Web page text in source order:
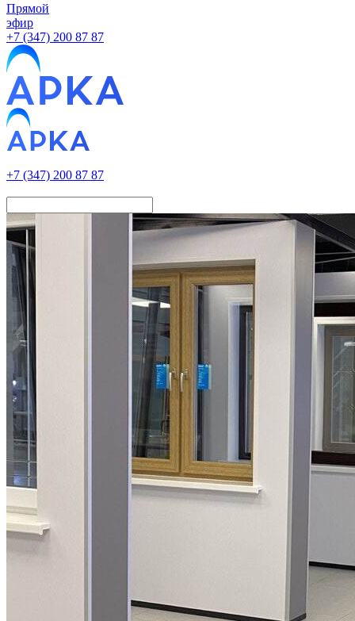
Прямой
эфир
+7 (347) 200 87 87
+7 (347) 200 87 87